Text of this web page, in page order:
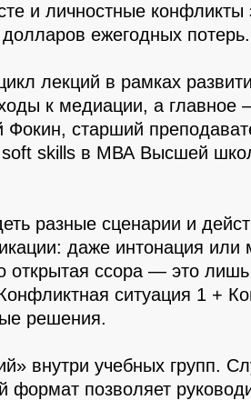
и личностные
ежегодных потерь.
лекций в рамках
к медиации, а
старший
soft skills в МВА Высшей
разные сценарии и
даже интонация или
открытая ссора — это
ситуация 1 +
решения.
внутри учебных групп.
формат позволяет